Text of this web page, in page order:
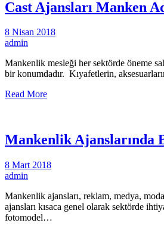
Cast Ajansları Manken
8 Nisan 2018
admin
Mankenlik mesleği her sektörde öneme
bir konumdadır. Kıyafetlerin,
Read More
Mankenlik Ajanslarında
8 Mart 2018
admin
Mankenlik ajansları, reklam, medya,
ajansları kısaca genel olarak sektörde
fotomodel…